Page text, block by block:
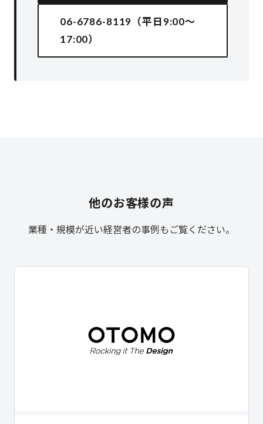
06-6786-8119（平日9:00〜
17:00）
他のお客様の声
業種・規模が近い経営者の事例もご覧ください。